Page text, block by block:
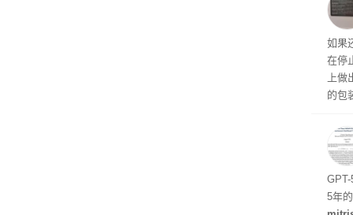
ra的
生产
如果
在停
上
的包
初
题
5年